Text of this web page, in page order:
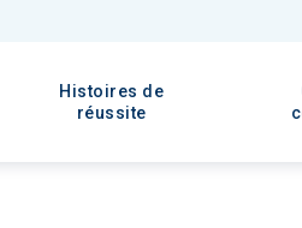
Histoires de
réussite